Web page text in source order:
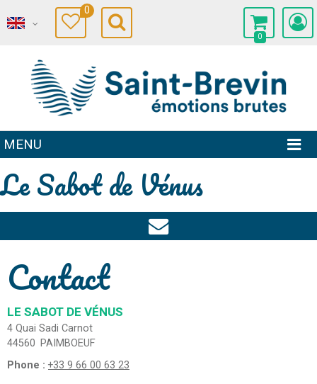
0
0
MENU
Le Sabot de Vénus
Contact
LE SABOT DE VÉNUS
4 Quai Sadi Carnot
44560 PAIMBOEUF
Phone : +33 9 66 00 63 23